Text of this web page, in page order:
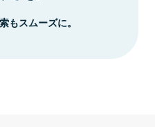
もスムーズに。